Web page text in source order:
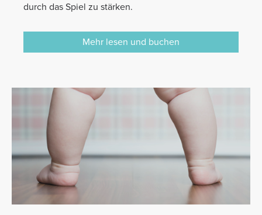
durch das Spiel zu stärken.
Mehr lesen und buchen